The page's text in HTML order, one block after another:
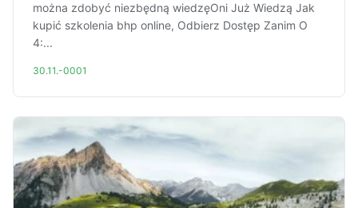
można zdobyć niezbędną wiedzęOni Już Wiedzą Jak
kupić szkolenia bhp online, Odbierz Dostęp Zanim O
4:...
30.11.-0001